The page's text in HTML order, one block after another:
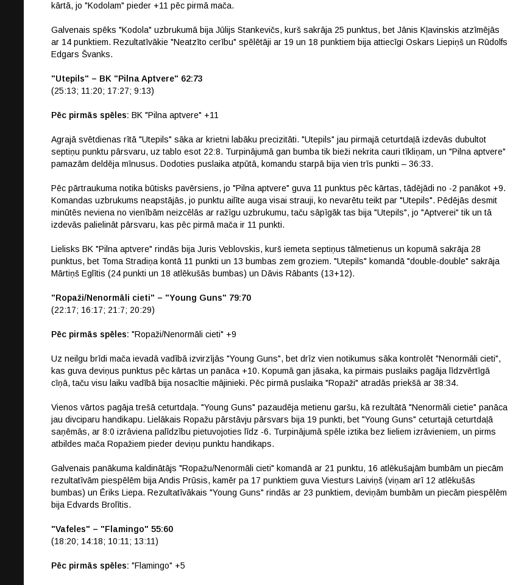
kārtā, jo "Kodolam" pieder +11 pēc pirmā mača.
Galvenais spēks "Kodola" uzbrukumā bija Jūlijs Stankevičs, kurš sakrāja 25 punktus, bet Jānis Kļavinskis atzīmējās
ar 14 punktiem. Rezultatīvākie "Neatzīto cerību" spēlētāji ar 19 un 18 punktiem bija attiecīgi Oskars Liepiņš un Rūdolfs
Edgars Švanks.
"Utepils" – BK "Pilna Aptvere" 62:73
(25:13; 11:20; 17:27; 9:13)
Pēc pirmās spēles: BK "Pilna aptvere" +11
Agrajā svētdienas rītā "Utepils" sāka ar krietni labāku precizitāti. "Utepils" jau pirmajā ceturtdaļā izdevās dubultot
septiņu punktu pārsvaru, uz tablo esot 22:8. Turpinājumā gan bumba tik bieži nekrita cauri tīkliņam, un "Pilna aptvere"
pamazām deldēja mīnusus. Dodoties puslaika atpūtā, komandu starpā bija vien trīs punkti – 36:33.
Pēc pārtraukuma notika būtisks pavērsiens, jo "Pilna aptvere" guva 11 punktus pēc kārtas, tādējādi no -2 panākot +9.
Komandas uzbrukums neapstājās, jo punktu ailīte auga visai strauji, ko nevarētu teikt par "Utepils". Pēdējās desmit
minūtēs neviena no vienībām neizcēlās ar ražīgu uzbrukumu, taču sāpīgāk tas bija "Utepils", jo "Aptverei" tik un tā
izdevās palielināt pārsvaru, kas pēc pirmā mača ir 11 punkti.
Lielisks BK "Pilna aptvere" rindās bija Juris Veblovskis, kurš iemeta septiņus tālmetienus un kopumā sakrāja 28
punktus, bet Toma Stradiņa kontā 11 punkti un 13 bumbas zem groziem. "Utepils" komandā "double-double" sakrāja
Mārtiņš Eglītis (24 punkti un 18 atlēkušās bumbas) un Dāvis Rābants (13+12).
"Ropaži/Nenormāli cieti" – "Young Guns" 79:70
(22:17; 16:17; 21:7; 20:29)
Pēc pirmās spēles: "Ropaži/Nenormāli cieti" +9
Uz neilgu brīdi mača ievadā vadībā izvirzījās "Young Guns", bet drīz vien notikumus sāka kontrolēt "Nenormāli cieti",
kas guva deviņus punktus pēc kārtas un panāca +10. Kopumā gan jāsaka, ka pirmais puslaiks pagāja līdzvērtīgā
cīņā, taču visu laiku vadībā bija nosacītie mājinieki. Pēc pirmā puslaika "Ropaži" atradās priekšā ar 38:34.
Vienos vārtos pagāja trešā ceturtdaļa. "Young Guns" pazaudēja metienu garšu, kā rezultātā "Nenormāli cietie" panāca
jau divciparu handikapu. Lielākais Ropažu pārstāvju pārsvars bija 19 punkti, bet "Young Guns" ceturtajā ceturtdaļā
saņēmās, ar 8:0 izrāviena palīdzību pietuvojoties līdz -6. Turpinājumā spēle iztika bez lieliem izrāvieniem, un pirms
atbildes mača Ropažiem pieder deviņu punktu handikaps.
Galvenais panākuma kaldinātājs "Ropažu/Nenormāli cieti" komandā ar 21 punktu, 16 atlēkušajām bumbām un piecām
rezultatīvām piespēlēm bija Andis Prūsis, kamēr pa 17 punktiem guva Viesturs Laiviņš (viņam arī 12 atlēkušās
bumbas) un Ēriks Liepa. Rezultatīvākais "Young Guns" rindās ar 23 punktiem, deviņām bumbām un piecām piespēlēm
bija Edvards Brolītis.
"Vafeles" – "Flamingo" 55:60
(18:20; 14:18; 10:11; 13:11)
Pēc pirmās spēles: "Flamingo" +5